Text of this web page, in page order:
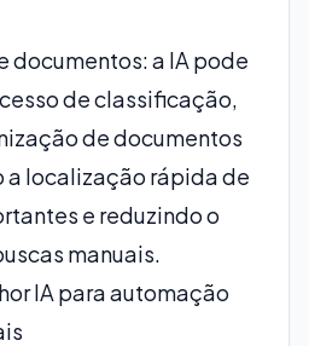
documentos: a IA pode
de classificação,
de documentos
localização rápida de
e reduzindo o
manuais.
IA para automação